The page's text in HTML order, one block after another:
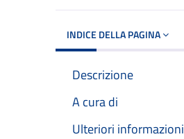
INDICE DELLA PAGINA
Descrizione
A cura di
Ulteriori informazioni